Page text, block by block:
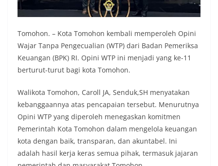
Tomohon. – Kota Tomohon kembali memperoleh Opini
Wajar Tanpa Pengecualian (WTP) dari Badan Pemeriksa
Keuangan (BPK) RI. Opini WTP ini menjadi yang ke-11
berturut-turut bagi kota Tomohon.
Walikota Tomohon, Caroll JA, Senduk,SH menyatakan
kebanggaannya atas pencapaian tersebut. Menurutnya
Opini WTP yang diperoleh menegaskan komitmen
Pemerintah Kota Tomohon dalam mengelola keuangan
kota dengan baik, transparan, dan akuntabel. Ini
adalah hasil kerja keras semua pihak, termasuk jajaran